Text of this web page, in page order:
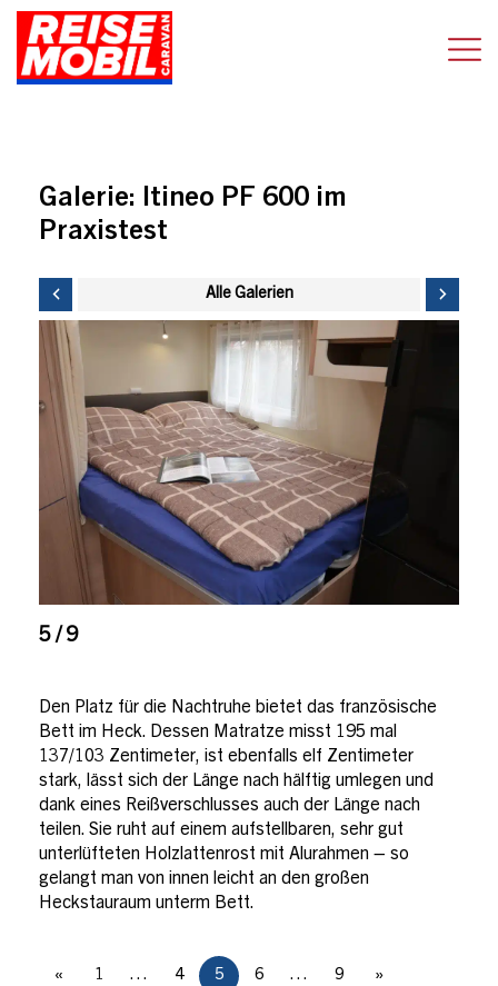
Galerie: Itineo PF 600 im
Praxistest
Alle Galerien
5 / 9
Den Platz für die Nachtruhe bietet das französische
Bett im Heck. Dessen Matratze misst 195 mal
137/103 Zentimeter, ist ebenfalls elf Zentimeter
stark, lässt sich der Länge nach hälftig umlegen und
dank eines Reißverschlusses auch der Länge nach
teilen. Sie ruht auf einem aufstellbaren, sehr gut
unterlüfteten Holzlattenrost mit Alurahmen – so
gelangt man von innen leicht an den großen
Heckstauraum unterm Bett.
« 1 … 4 5 6 … 9 »